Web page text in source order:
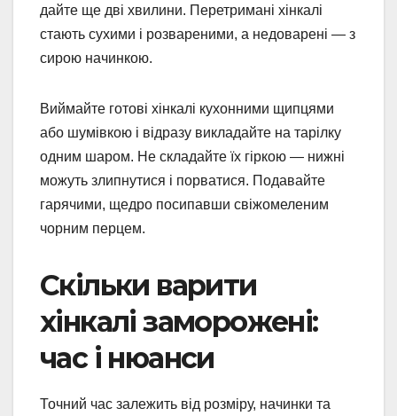
дайте ще дві хвилини. Перетримані хінкалі
стають сухими і розвареними, а недоварені — з
сирою начинкою.
Виймайте готові хінкалі кухонними щипцями
або шумівкою і відразу викладайте на тарілку
одним шаром. Не складайте їх гіркою — нижні
можуть злипнутися і порватися. Подавайте
гарячими, щедро посипавши свіжомеленим
чорним перцем.
Скільки варити
хінкалі заморожені:
час і нюанси
Точний час залежить від розміру, начинки та